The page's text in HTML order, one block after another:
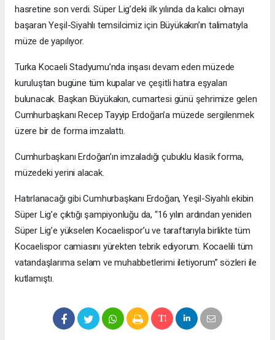
hasretine son verdi. Süper Lig’deki ilk yılında da kalıcı olmayı
başaran Yeşil-Siyahlı temsilcimiz için Büyükakın’ın talimatıyla
müze de yapılıyor.
Turka Kocaeli Stadyumu’nda inşası devam eden müzede
kuruluştan bugüne tüm kupalar ve çeşitli hatıra eşyaları
bulunacak. Başkan Büyükakın, cumartesi günü şehrimize gelen
Cumhurbaşkanı Recep Tayyip Erdoğan’a müzede sergilenmek
üzere bir de forma imzalattı.
Cumhurbaşkanı Erdoğan’ın imzaladığı çubuklu klasik forma,
müzedeki yerini alacak.
Hatırlanacağı gibi Cumhurbaşkanı Erdoğan, Yeşil-Siyahlı ekibin
Süper Lig’e çıktığı şampiyonluğu da, “16 yılın ardından yeniden
Süper Lig’e yükselen Kocaelispor’u ve taraftarıyla birlikte tüm
Kocaelispor camiasını yürekten tebrik ediyorum. Kocaelili tüm
vatandaşlarıma selam ve muhabbetlerimi iletiyorum” sözleri ile
kutlamıştı.